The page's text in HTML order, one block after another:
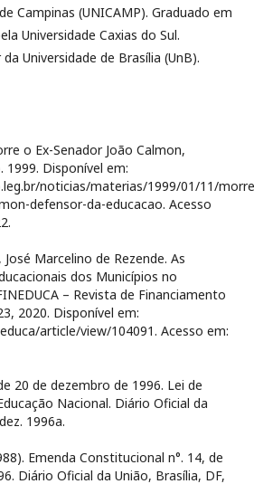
Campinas (UNICAMP). Graduado em
Universidade Caxias do Sul.
Universidade de Brasília (UnB).
o Ex-Senador João Calmon,
1999. Disponível em:
noticias/materias/1999/01/11/
defensor-da-educacao. Acesso
José Marcelino de Rezende. As
dos Municípios no
– Revista de Financiamento
2020. Disponível em:
article/view/104091. Acesso em:
20 de dezembro de 1996. Lei de
Nacional. Diário Oficial da
1996a.
Emenda Constitucional n°. 14, de
Diário Oficial da União, Brasília, DF,